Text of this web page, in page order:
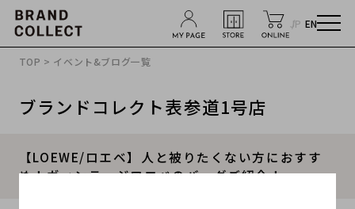
JP EN
TOP > イベント&ブログ一覧
ブランドコレクト表参道1号店
【LOEWE/ロエベ】人と被りたくない方におすす
め！ヴィンテージロエベのバッグご紹介！